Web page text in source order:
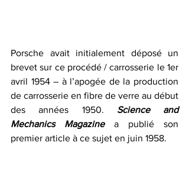
Porsche avait initialement déposé un
brevet sur ce procédé / carrosserie le 1er
avril 1954 – à l’apogée de la production
de carrosserie en fibre de verre au début
des années 1950. Science and
Mechanics Magazine a publié son
premier article à ce sujet en juin 1958.